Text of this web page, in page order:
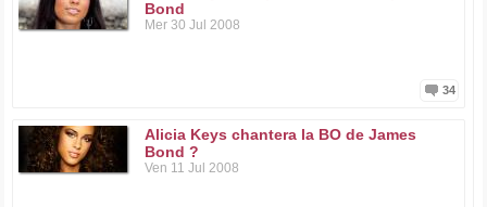
Bond
Mer 30 Jul 2008
34
Alicia Keys chantera la BO de James
Bond ?
Ven 11 Jul 2008